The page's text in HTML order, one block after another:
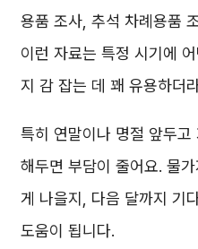
용품 조사, 추석 차례용품
이런 자료는 특정 시기에
지 감 잡는 데 꽤 유용하더
특히 연말이나 명절 앞두
해두면 부담이 줄어요. 물
게 나을지, 다음 달까지 기
도움이 됩니다.